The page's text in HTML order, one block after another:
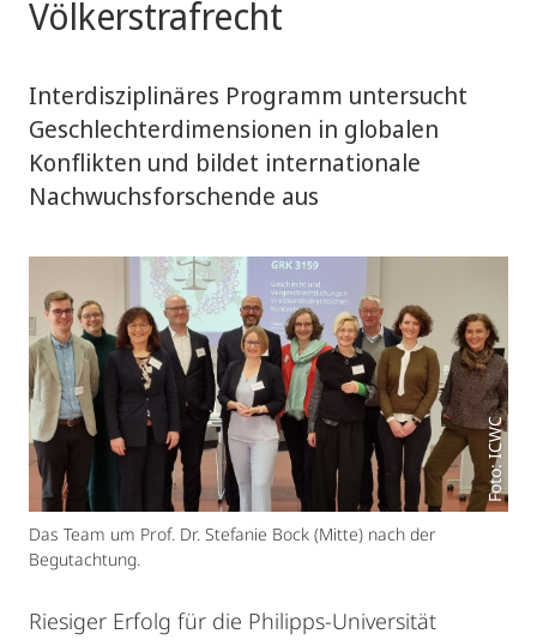
Völkerstrafrecht
Interdisziplinäres Programm untersucht
Geschlechterdimensionen in globalen
Konflikten und bildet internationale
Nachwuchsforschende aus
Foto: ICWC
Das Team um Prof. Dr. Stefanie Bock (Mitte) nach der
Begutachtung.
Riesiger Erfolg für die Philipps-Universität